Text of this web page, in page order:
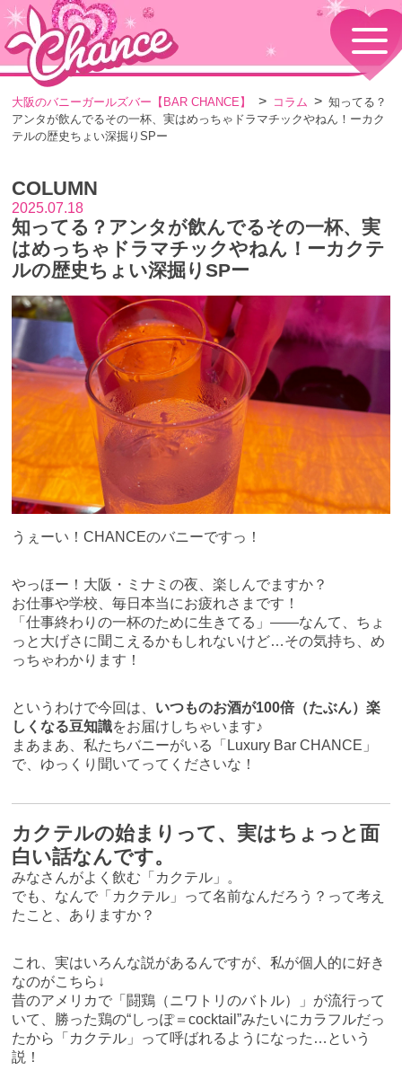
HOME
TOPページ
コンセプト
GIRLS
メニュー・料金
EVENTS
イベント情報
SHOP
店舗情報・よくある質問
VISITORS TO JAPAN
外国人観光客向け
RECRUIT
採用情報
大阪のバニーガールズバー【BAR CHANCE】 コラム
知ってる？
アンタが飲んでるその一杯、実はめっちゃドラマチックやねん！ーカク
テルの歴史ちょい深掘りSPー
COLUMN
2025.07.18
知ってる？アンタが飲んでるその一杯、実
はめっちゃドラマチックやねん！ーカクテ
ルの歴史ちょい深掘りSPー
うぇーい！CHANCEのバニーですっ！
やっほー！大阪・ミナミの夜、楽しんでますか？
お仕事や学校、毎日本当にお疲れさまです！
「仕事終わりの一杯のために生きてる」――なんて、ちょ
っと大げさに聞こえるかもしれないけど…その気持ち、め
っちゃわかります！
というわけで今回は、 いつものお酒が100倍（たぶん）楽
しくなる豆知識をお届けしちゃいます♪
まあまあ、私たちバニーがいる「Luxury Bar CHANCE」
で、ゆっくり聞いてってくださいな！
カクテルの始まりって、実はちょっと面
白い話なんです。
みなさんがよく飲む「カクテル」。
でも、なんで「カクテル」って名前なんだろう？って考え
たこと、ありますか？
これ、実はいろんな説があるんですが、私が個人的に好き
なのがこちら↓
昔のアメリカで「闘鶏（ニワトリのバトル）」が流行って
いて、勝った鶏の“しっぽ＝cocktail”みたいにカラフルだっ
たから「カクテル」って呼ばれるようになった…という
説！